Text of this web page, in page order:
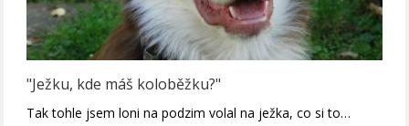
"Ježku, kde máš koloběžku?"
Tak tohle jsem loni na podzim volal na ježka, co si to…